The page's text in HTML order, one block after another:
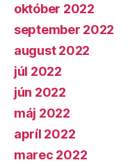
október 2022
september 2022
august 2022
júl 2022
jún 2022
máj 2022
apríl 2022
marec 2022